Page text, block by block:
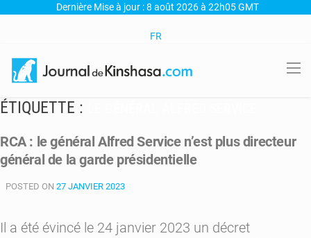
Dernière Mise à jour : 8 août 2026 à 22h05 GMT
FR
ÉTIQUETTE :
RCA : le général Alfred Service n’est plus directeur
général de la garde présidentielle
POSTED ON 27 JANVIER 2023
Il a été évincé le 24 janvier 2023 un décret